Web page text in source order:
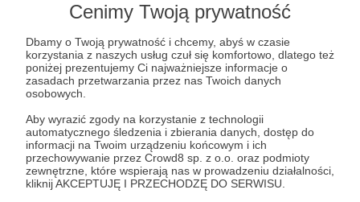
Cenimy Twoją prywatność
Dbamy o Twoją prywatność i chcemy, abyś w czasie
korzystania z naszych usług czuł się komfortowo, dlatego też
poniżej prezentujemy Ci najważniejsze informacje o
zasadach przetwarzania przez nas Twoich danych
osobowych.
Aby wyrazić zgody na korzystanie z technologii
automatycznego śledzenia i zbierania danych, dostęp do
informacji na Twoim urządzeniu końcowym i ich
przechowywanie przez Crowd8 sp. z o.o. oraz podmioty
zewnętrzne, które wspierają nas w prowadzeniu działalności,
kliknij AKCEPTUJĘ I PRZECHODZĘ DO SERWISU.
Nie podawaj swoich danych logowania ani informacji
finansowych na podjerzanych stronach.
Sprawdź dokładnie adres URL, zanim klikniesz przycisk
"Tak, przejdź do strony".
Jeśli masz wątpliwości, wróć do Patronite i zweryfikuj
link.
Czy na pewno chcesz kontynuować?
Tak, przejdź do strony